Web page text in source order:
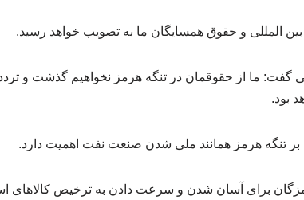
بین المللی و حقوق همسایگان ما به تصویب خواهد رسید.
ما از حقوقمان در تنگه هرمز نخواهیم گذشت و تردد
بود.
بر تنگه هرمز همانند ملی شدن صنعت نفت اهمیت دارد.
برای آسان شدن و سرعت دادن به ترخیص کالاهای